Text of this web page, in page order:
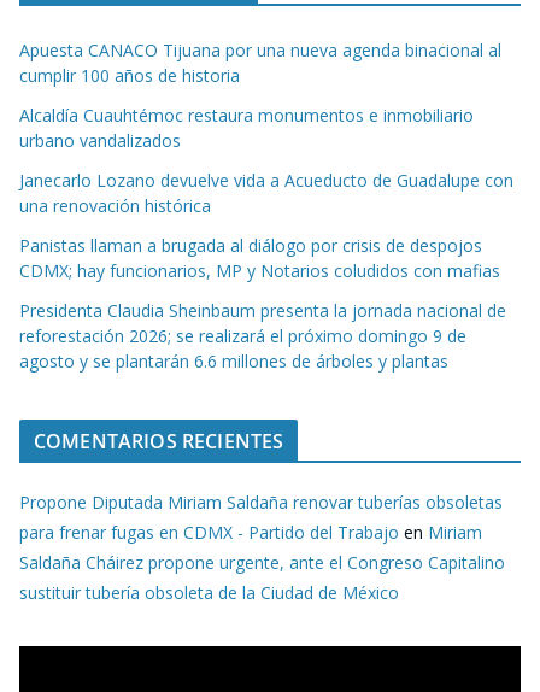
Apuesta CANACO Tijuana por una nueva agenda binacional al
cumplir 100 años de historia
Alcaldía Cuauhtémoc restaura monumentos e inmobiliario
urbano vandalizados
Janecarlo Lozano devuelve vida a Acueducto de Guadalupe con
una renovación histórica
Panistas llaman a brugada al diálogo por crisis de despojos
CDMX; hay funcionarios, MP y Notarios coludidos con mafias
Presidenta Claudia Sheinbaum presenta la jornada nacional de
reforestación 2026; se realizará el próximo domingo 9 de
agosto y se plantarán 6.6 millones de árboles y plantas
COMENTARIOS RECIENTES
Propone Diputada Miriam Saldaña renovar tuberías obsoletas
para frenar fugas en CDMX - Partido del Trabajo en Miriam
Saldaña Cháirez propone urgente, ante el Congreso Capitalino
sustituir tubería obsoleta de la Ciudad de México